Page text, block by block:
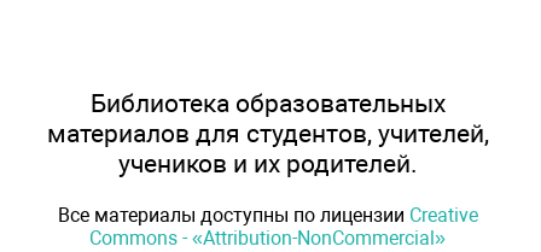
Библиотека образовательных
материалов для студентов, учителей,
учеников и их родителей.
Все материалы доступны по лицензии Creative
Commons - «Attribution-NonCommercial»